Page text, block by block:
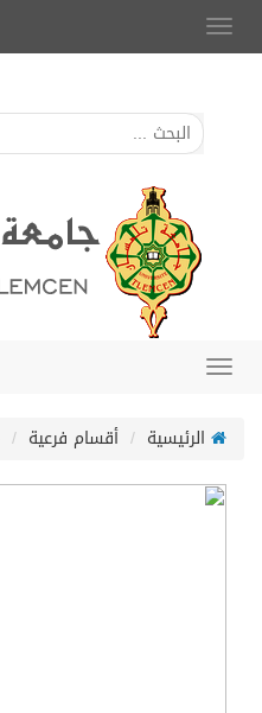
Toggle
navigation
Toggle
الرئيسية
أقسام فرعية